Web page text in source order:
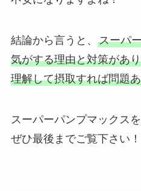
結論から言うと、 スーパ
気がする理由と対策があ
理解して摂取すれば問題
スーパーパンプマックス
ぜひ最後までご覧下さい！